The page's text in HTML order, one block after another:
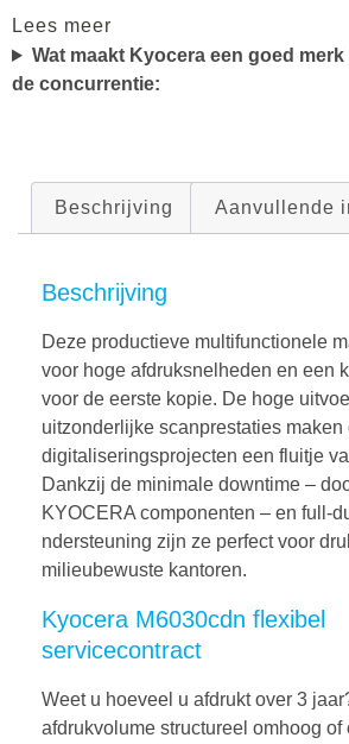
Lees meer
Wat maakt Kyocera een goed
de concurrentie:
Beschrijving Aanvullende
Beschrijving
Deze productieve multifunctionele
voor hoge afdruksnelheden en een
voor de eerste kopie. De hoge
uitzonderlijke scanprestaties
digitaliseringsprojecten een fluitje
Dankzij de minimale downtime –
KYOCERA componenten – en full-
ndersteuning zijn ze perfect voor
milieubewuste kantoren.
Kyocera M6030cdn flexibel
servicecontract
Weet u hoeveel u afdrukt over 3
afdrukvolume structureel omhoog of